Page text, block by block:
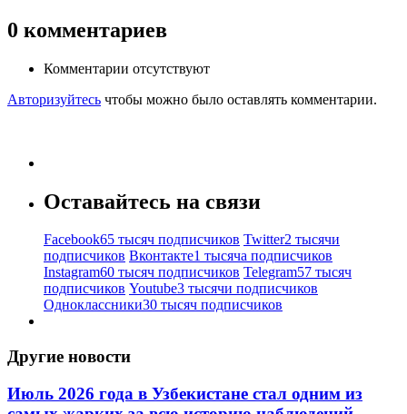
0 комментариев
Комментарии отсутствуют
Авторизуйтесь чтобы можно было оставлять комментарии.
Оставайтесь на связи
Facebook65 тысяч подписчиков Twitter2 тысячи
подписчиков Вконтакте1 тысяча подписчиков
Instagram60 тысяч подписчиков Telegram57 тысяч
подписчиков Youtube3 тысячи подписчиков
Одноклассники30 тысяч подписчиков
Другие новости
Июль 2026 года в Узбекистане стал одним из